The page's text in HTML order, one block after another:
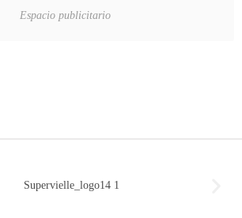
Espacio publicitario